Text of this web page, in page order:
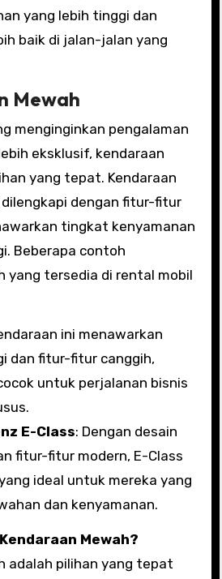
yang lebih tinggi dan
baik di jalan-jalan yang
Mewah
menginginkan pengalaman
eksklusif, kendaraan
yang tepat. Kendaraan
dengan fitur-fitur
tingkat kenyamanan
Beberapa contoh
yang tersedia di rental mobil
ini menawarkan
dan fitur-fitur canggih,
untuk perjalanan bisnis
E-Class: Dengan desain
fitur-fitur modern, E-Class
ideal untuk mereka yang
dan kenyamanan.
Mewah?
adalah pilihan yang tepat